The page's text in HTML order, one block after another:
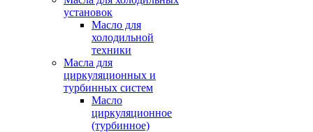
установок
Масло для
холодильной
техники
Масла для
циркуляционных и
турбинных систем
Масло
циркуляционное
(турбинное)